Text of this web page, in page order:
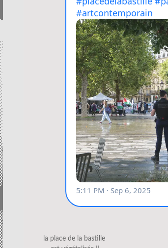
la place de la bastille